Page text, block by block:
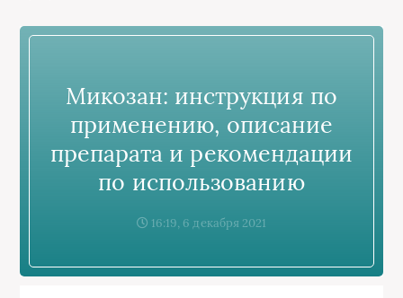
Микозан: инструкция по
применению, описание
препарата и рекомендации
по использованию
16:19, 6 декабря 2021